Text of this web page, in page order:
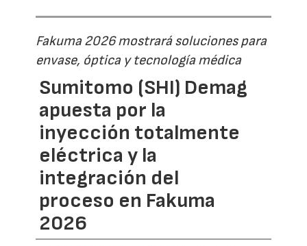
Fakuma 2026 mostrará soluciones para
envase, óptica y tecnología médica
Sumitomo (SHI) Demag
apuesta por la
inyección totalmente
eléctrica y la
integración del
proceso en Fakuma
2026